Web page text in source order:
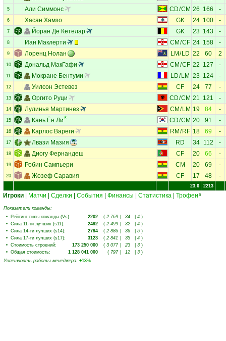
5 Али Симмонс CD/CM 26 166 -
6 Хасан Хамзо GK 24 100 -
7 Йоран Де Кетелар GK 23 143 -
8 Иан Маклерти CM /CF 24 158 -
9 Лоренц Нолан LM / LD 22 60 2
10 Дональд МакГафи CM /CF 22 127 -
11 Мокране Бентуми LD/ LM 23 124 -
12 Уилсон Эстевез CF 24 77 -
13 Оргито Руци CD/CM 21 121 -
14 Лулинья Мартинез CM /LM 19 84 -
15 Кань Ён Ли CD/CM 20 91 -
16 Карлос Вареги RM / RF 18 69 -
17 Лвази Мазия RD 34 112 -
18 Диогу Фернандеш CF 20 66 -
19 Робин Сампьери CM 20 69 -
20 Жозеф Саравия CF 17 48 -
23.6 2213
Игроки Матчи Сделки События Финансы Статистика Трофеи 6
Показатели команды:
• Рейтинг силы команды (Vs): 2202 ( 2 769 34 4 )
• Сила 11-ти лучших (s11): 2492 ( 2 499 32 4 )
• Сила 14-ти лучших (s14): 2794 ( 2 886 36 5 )
• Сила 17-ти лучших (s17): 3123 ( 2 841 35 4 )
• Стоимость строений: 173 250 000 ( 3 077 23 3 )
• Общая стоимость: 1 128 041 000 ( 797 12 3 )
Успешность работы менеджера: +13%